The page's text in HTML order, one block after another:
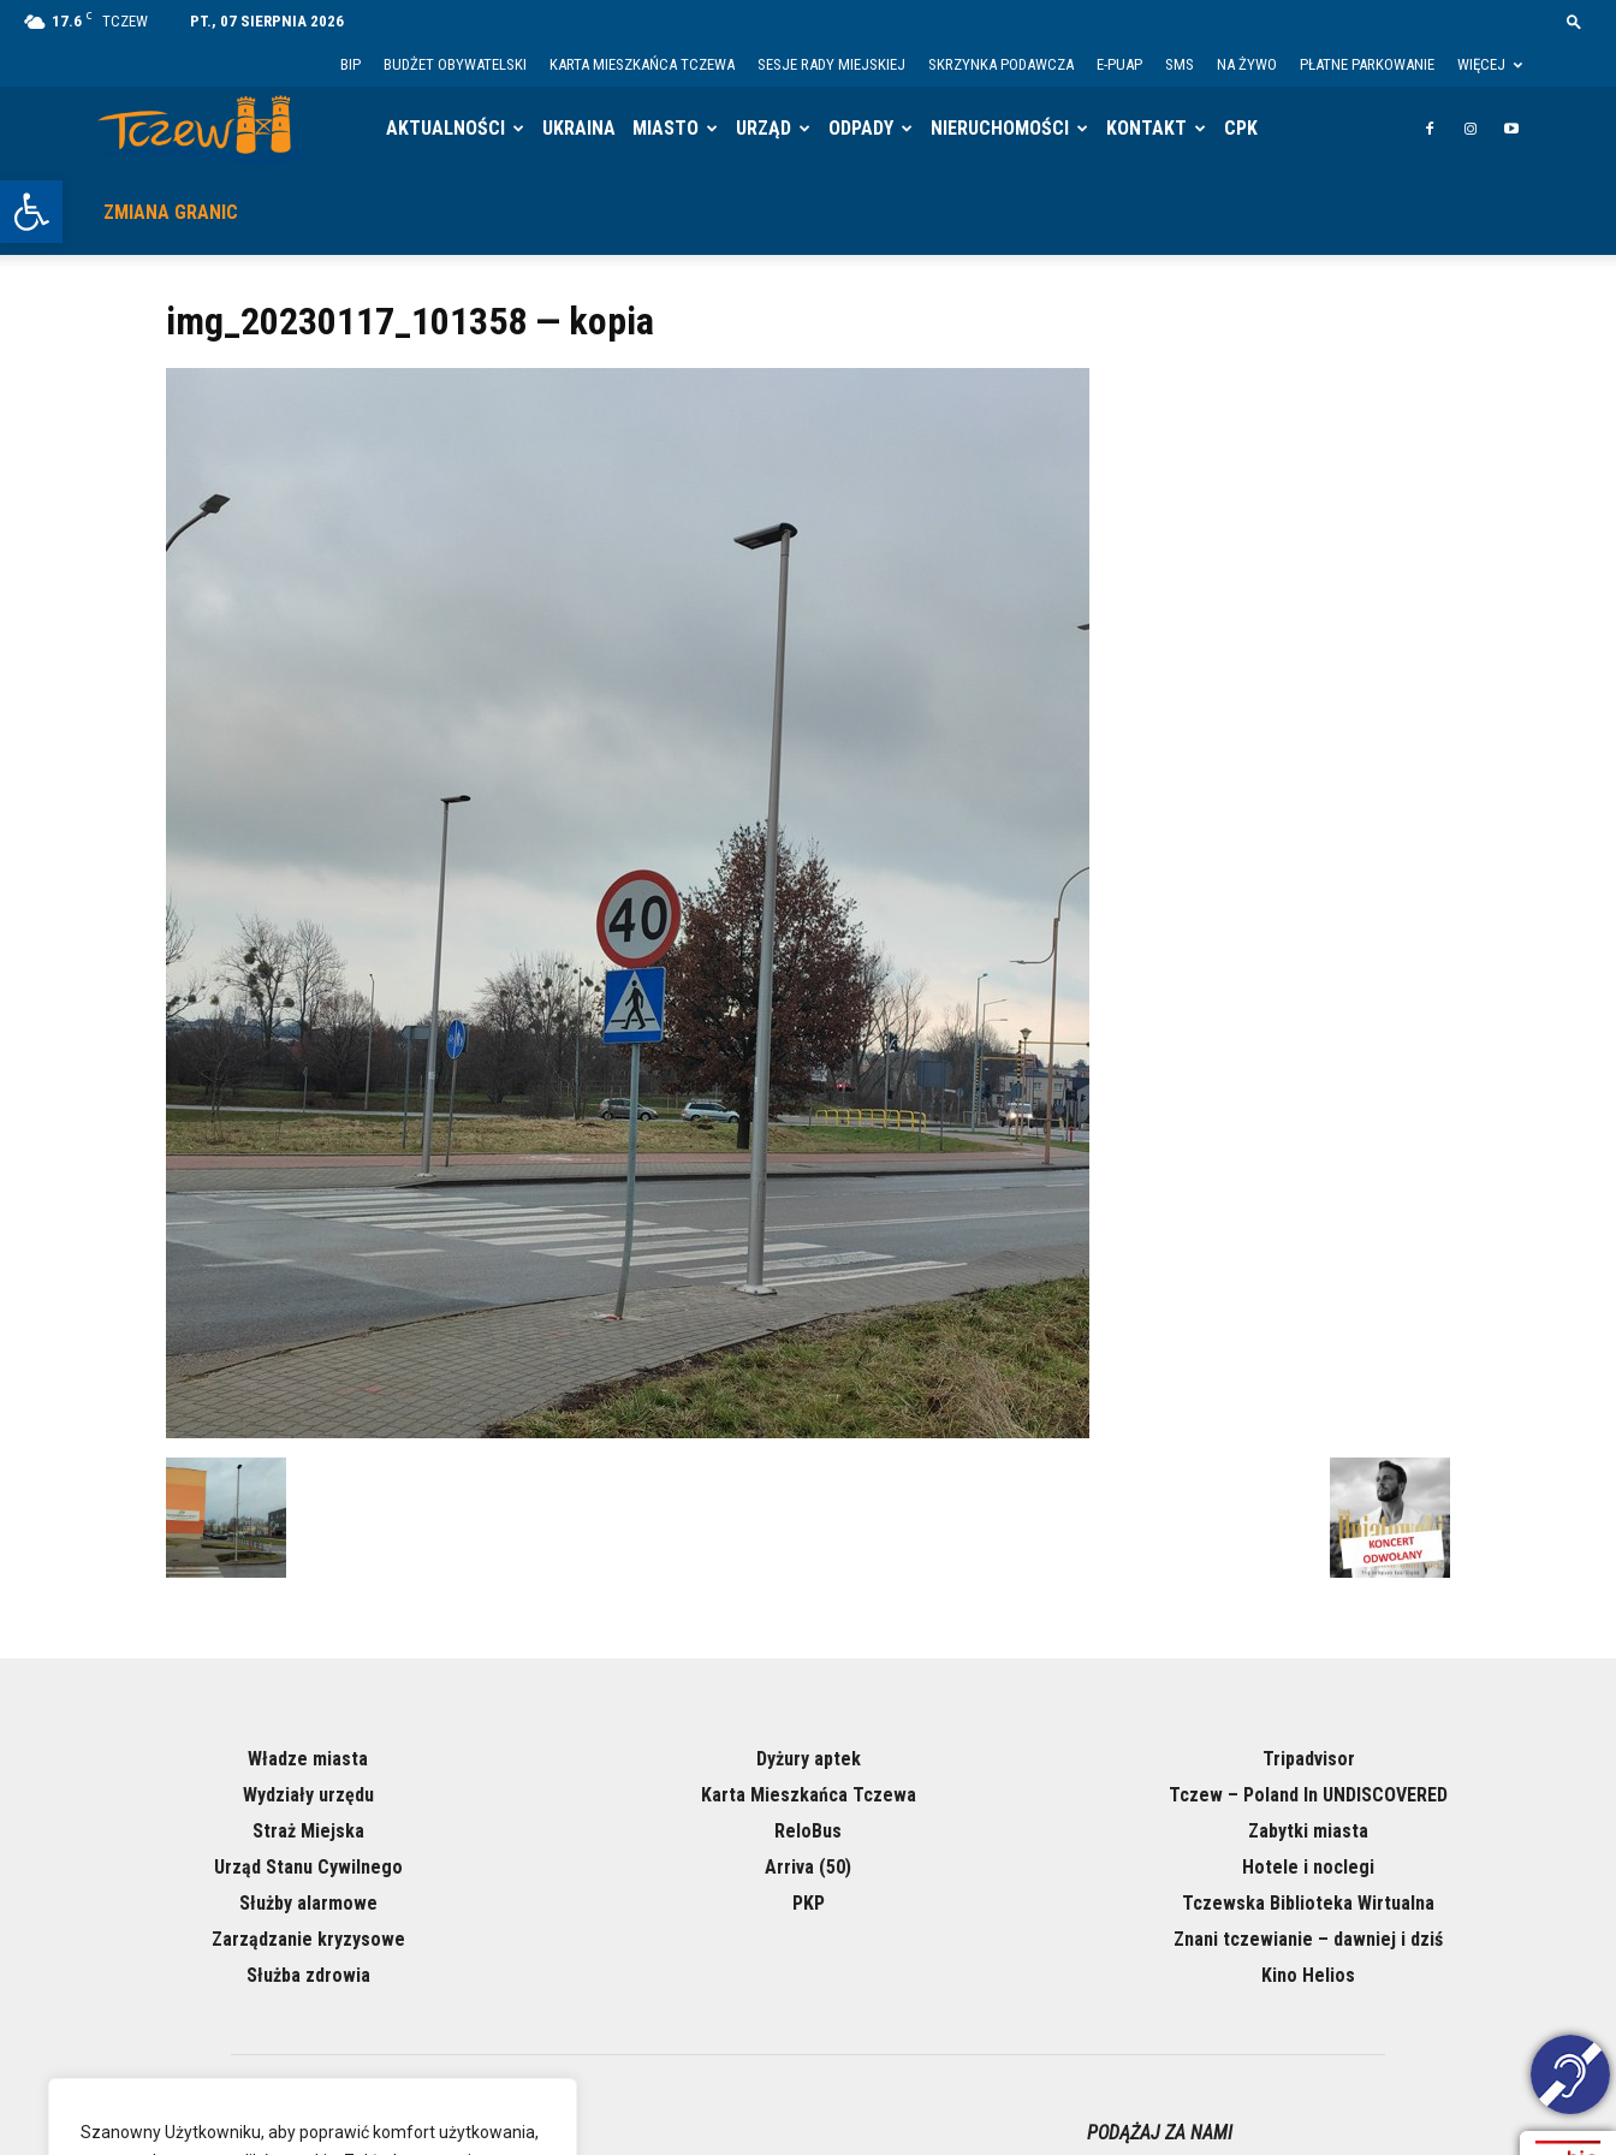
Otwórz pasek narzędzi
Szanowny Użytkowniku, aby poprawić komfort użytkowania,
17.6 C TCZEW PT., 07 SIERPNIA 2026
BIP BUDŻET OBYWATELSKI KARTA MIESZKAŃCA TCZEWA SESJE RADY MIEJSKIEJ SKRZYNKA PODAWCZA E-PUAP SMS NA ŻYWO PŁATNE PARKOWANIE WIĘCEJ
AKTUALNOŚCI UKRAINA MIASTO URZĄD ODPADY NIERUCHOMOŚCI KONTAKT CPK
ZMIANA GRANIC
img_20230117_101358 — kopia
Władze miasta
Wydziały urzędu
Straż Miejska
Urząd Stanu Cywilnego
Służby alarmowe
Zarządzanie kryzysowe
Służba zdrowia
Dyżury aptek
Karta Mieszkańca Tczewa
ReloBus
Arriva (50)
PKP
Tripadvisor
Tczew – Poland In UNDISCOVERED
Zabytki miasta
Hotele i noclegi
Tczewska Biblioteka Wirtualna
Znani tczewianie – dawniej i dziś
Kino Helios
O NAS PODĄŻAJ ZA NAMI